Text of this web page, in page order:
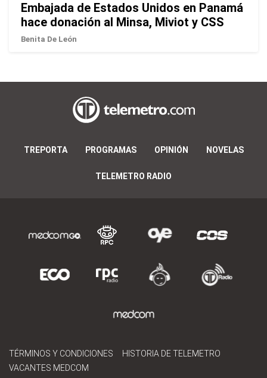
Embajada de Estados Unidos en Panamá
hace donación al Minsa, Miviot y CSS
Benita De León
TREPORTA PROGRAMAS OPINIÓN NOVELAS
TELEMETRO RADIO
TÉRMINOS Y CONDICIONES
HISTORIA DE TELEMETRO
VACANTES MEDCOM